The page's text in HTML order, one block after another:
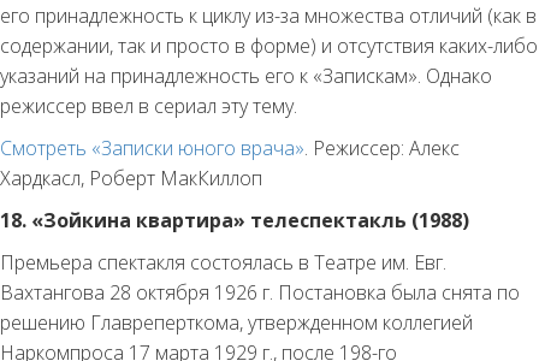
его принадлежность к циклу из-за множества отличий (как в
содержании, так и просто в форме) и отсутствия каких-либо
указаний на принадлежность его к «Запискам». Однако
режиссер ввел в сериал эту тему.
Смотреть «Записки юного врача». Режиссер: Алекс
Хардкасл, Роберт МакКиллоп
18. «Зойкина квартира» телеспектакль (1988)
Премьера спектакля состоялась в Театре им. Евг.
Вахтангова 28 октября 1926 г. Постановка была снята по
решению Главреперткома, утвержденном коллегией
Наркомпроса 17 марта 1929 г., после 198-го